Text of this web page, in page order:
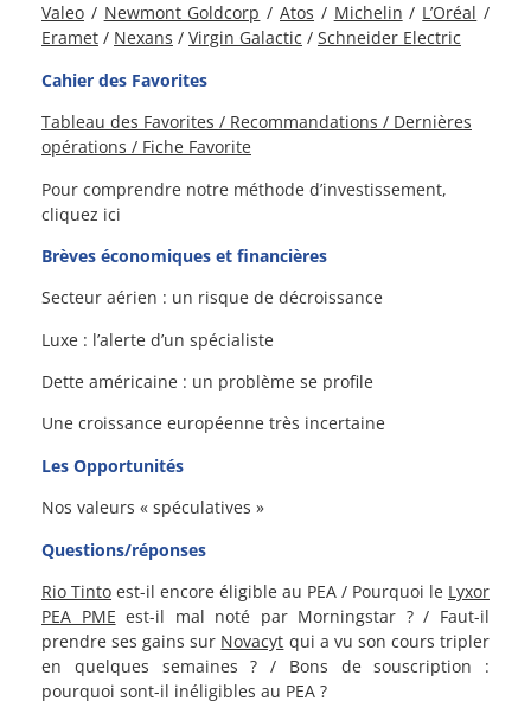
Valeo / Newmont Goldcorp /Atos / Michelin / L’Oréal /
Eramet / Nexans / Virgin Galactic / Schneider Electric
Cahier des Favorites
Tableau des Favorites / Recommandations / Dernières
opérations / Fiche Favorite
Pour comprendre notre méthode d’investissement,
cliquez ici
Brèves économiques et financières
Secteur aérien : un risque de décroissance
Luxe : l’alerte d’un spécialiste
Dette américaine : un problème se profile
Une croissance européenne très incertaine
Les Opportunités
Nos valeurs « spéculatives »
Questions/réponses
Rio Tinto est-il encore éligible au PEA / Pourquoi le Lyxor
PEA PME est-il mal noté par Morningstar ? / Faut-il
prendre ses gains sur Novacyt qui a vu son cours tripler
en quelques semaines ? / Bons de souscription :
pourquoi sont-il inéligibles au PEA ?